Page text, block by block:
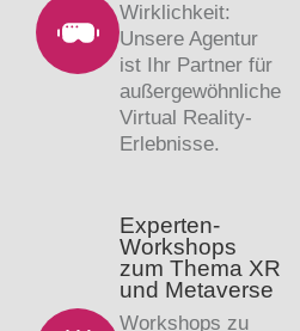
Wirklichkeit:
Unsere Agentur
ist Ihr Partner für
außergewöhnliche
Virtual Reality-
Erlebnisse.
Experten-
Workshops
zum Thema XR
und Metaverse
Workshops zu